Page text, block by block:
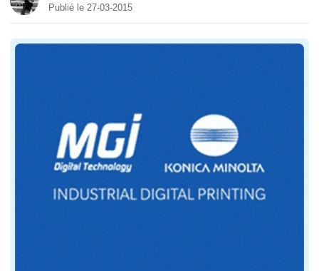
Publié le 27-03-2015